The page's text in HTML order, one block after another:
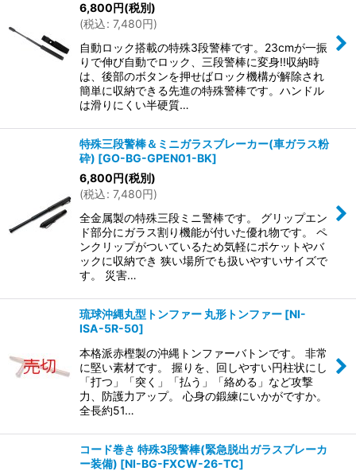
6,800円(税別)
(税込: 7,480円)
自動ロック搭載の特殊3段警棒です。23cmが一振
りで伸び自動でロック、三段警棒に変身!!収納時
は、後部のボタンを押せばロック機構が解除され
簡単に収納できる先進の特殊警棒です。ハンドル
は滑りにくい半硬質…
特殊三段警棒＆ミニガラスブレーカー(車ガラス粉
砕) [GO-BG-GPEN01-BK]
6,800円(税別)
(税込: 7,480円)
全金属製の特殊三段ミニ警棒です。 グリップエン
ド部分にガラス割り機能が付いた優れ物です。 ペ
ンクリップがついているため気軽にポケットやバ
ックに収納でき 狭い場所でも扱いやすいサイズで
す。 災害…
琉球沖縄丸型トンファー 丸形トンファー [NI-
ISA-5R-50]
本格派赤樫製の沖縄トンファーバトンです。 非常
に堅い素材です。 握りを、回しやすい円柱状にし
「打つ」「突く」「払う」「絡める」など攻撃
力、防護力アップ。 心身の鍛練にいかがですか。
全長約51…
コード巻き 特殊3段警棒(緊急脱出ガラスブレーカ
ー装備) [NI-BG-FXCW-26-TC]